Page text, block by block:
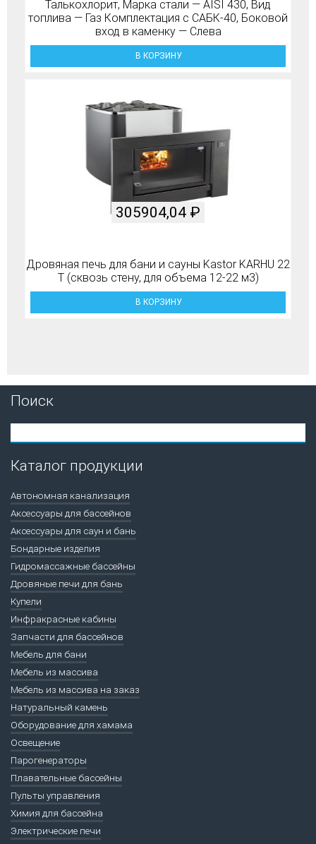
Талькохлорит, Марка стали — AISI 430, Вид
топлива — Газ Комплектация с САБК-40, Боковой
вход в каменку — Слева
В КОРЗИНУ
Дровяная печь для бани и сауны Kastor KARHU 22
T (сквозь стену, для объема 12-22 м3)
305904,04 ₽
В КОРЗИНУ
Поиск
Каталог продукции
Автономная канализация
Аксессуары для бассейнов
Аксессуары для саун и бань
Бондарные изделия
Гидромассажные бассейны
Дровяные печи для бань
Купели
Инфракрасные кабины
Запчасти для бассейнов
Мебель для бани
Мебель из массива
Мебель из массива на заказ
Натуральный камень
Оборудование для хамама
Освещение
Парогенераторы
Плавательные бассейны
Пульты управления
Химия для бассейна
Электрические печи